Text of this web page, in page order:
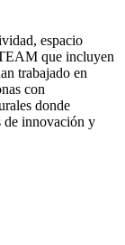
espacio
que incluyen
trabajado en
con
donde
de innovación y